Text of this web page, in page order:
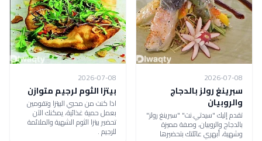
2026-07-08
سبرينغ رولز بالدجاج
والروبيان
تقدم إليك "سيدتي.نت" "سبرينغ رولز"
بالدجاج والروبيان، وصفة مميزة
وشهية، أبهري عائلتك بتحضيرها
2026-07-08
بيتزا الثوم لرجيم متوازن
اذا كنت من محبي البيتزا وتقومين
بعمل حمية غذائية، يمكنك الآن
تحضير بيتزا الثوم الشهية والملائمة
للرجيم .